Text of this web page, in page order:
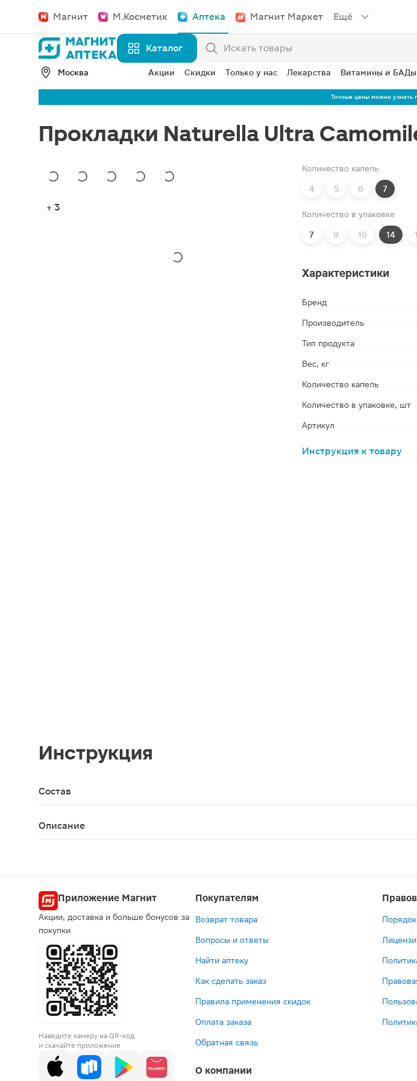
Магнит М.Косметик Аптека Магнит Маркет Ещё
Каталог
Москва Акции Скидки Только у нас Лекарства Витамины и БАДы
Точные цены можно узнать
Прокладки Naturella Ultra
+ 3
Количество капель
4 5 6 7
Количество в упаковке
7 9 10 14
Характеристики
Бренд
Производитель
Тип продукта
Вес, кг
Количество капель
Количество в упаковке, шт
Артикул
Инструкция к товару
Инструкция
Состав
Описание
Приложение Магнит
Акции, доставка и больше бонусов за
покупки
Наведите камеру на QR-код
и скачайте приложение
Покупателям
Возврат товара
Вопросы и ответы
Найти аптеку
Как сделать заказ
Правила применения скидок
Оплата заказа
Обратная связь
О компании